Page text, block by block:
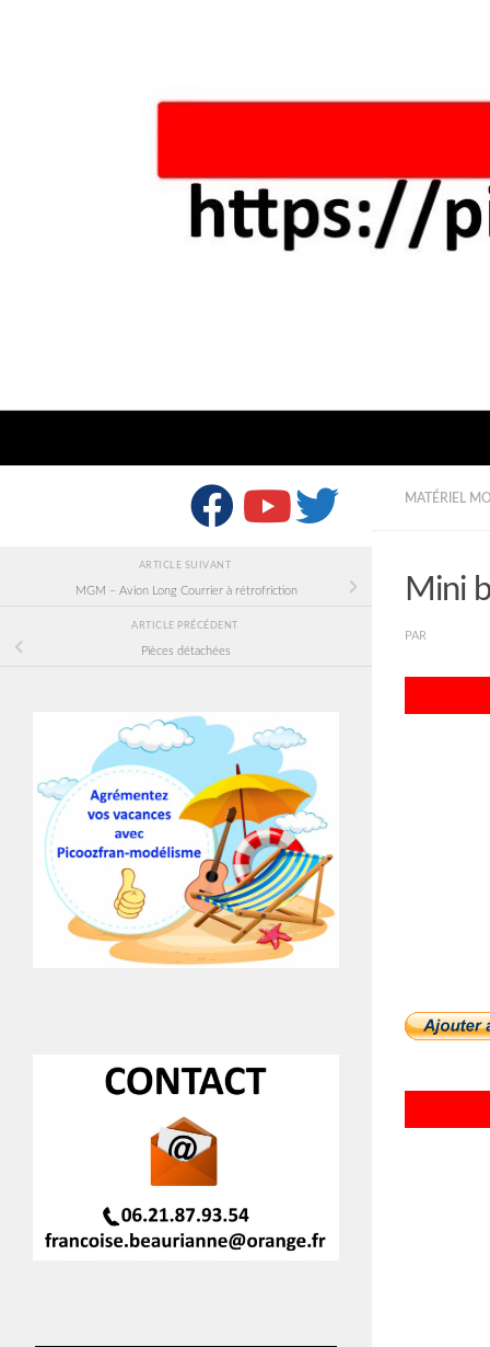
MATÉRIEL
Mini
PAR
ARTICLE SUIVANT
MGM – Avion Long Courrier à rétrofriction
ARTICLE PRÉCÉDENT
Pièces détachées